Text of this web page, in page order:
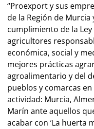
“Proexport y sus
de la Región de
cumplimiento de la
agricultores
económica, social y
mejores prácticas
agroalimentario y del
pueblos y comarcas
actividad: Murcia,
Marín ante aquellos
acabar con ‘La huerta